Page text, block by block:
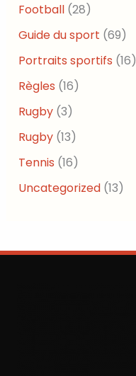
Football (28)
Guide du sport (69)
Portraits sportifs (16)
Règles (16)
Rugby (3)
Rugby (13)
Tennis (16)
Uncategorized (13)